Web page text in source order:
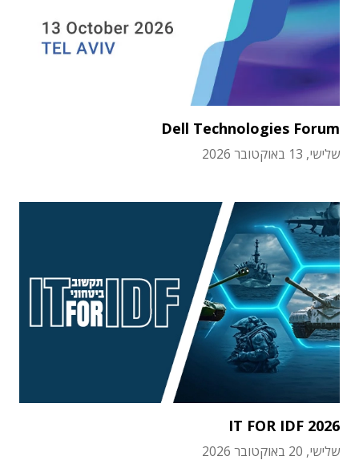
Dell Technologies Forum
שלישי, 13 באוקטובר 2026
IT FOR IDF 2026
שלישי, 20 באוקטובר 2026